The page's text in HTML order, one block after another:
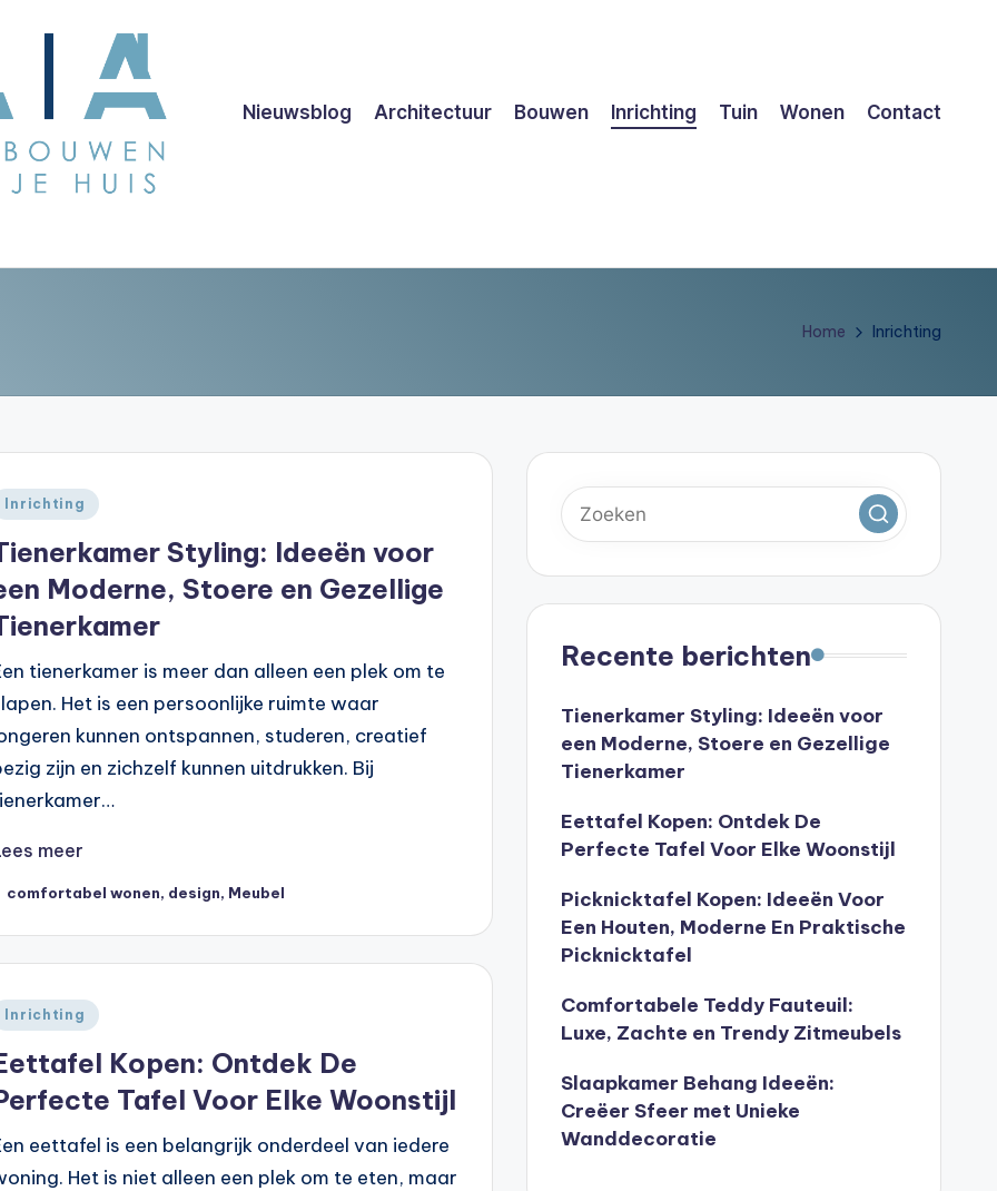
Nieuwsblog Architectuur Bouwen Inrichting Tuin Wonen Contact
Home Inrichting
Inrichting
Styling: Ideeën voor
Moderne, Stoere en Gezellige
tienerkamer is meer dan alleen een plek om te
Het is een persoonlijke ruimte waar
kunnen ontspannen, studeren, creatief
zijn en zichzelf kunnen uitdrukken. Bij
meer
comfortabel wonen, design, Meubel
Inrichting
Kopen: Ontdek De
Tafel Voor Elke Woonstijl
eettafel is een belangrijk onderdeel van iedere
Het is niet alleen een plek om te eten, maar
Recente berichten
Tienerkamer Styling: Ideeën voor
een Moderne, Stoere en Gezellige
Tienerkamer
Eettafel Kopen: Ontdek De
Perfecte Tafel Voor Elke Woonstijl
Picknicktafel Kopen: Ideeën Voor
Een Houten, Moderne En Praktische
Picknicktafel
Comfortabele Teddy Fauteuil:
Luxe, Zachte en Trendy Zitmeubels
Slaapkamer Behang Ideeën:
Creëer Sfeer met Unieke
Wanddecoratie